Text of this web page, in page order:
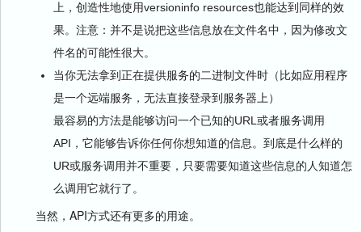
上，创造性地使用versioninfo resources也能达到同样的效
果。注意：并不是说把这些信息放在文件名中，因为修改文
件名的可能性很大。
当你无法拿到正在提供服务的二进制文件时（比如应用程序
是一个远端服务，无法直接登录到服务器上）
最容易的方法是能够访问一个已知的URL或者服务调用
API，它能够告诉你任何你想知道的信息。到底是什么样的
UR或服务调用并不重要，只要需要知道这些信息的人知道怎
么调用它就行了。
当然，API方式还有更多的用途。